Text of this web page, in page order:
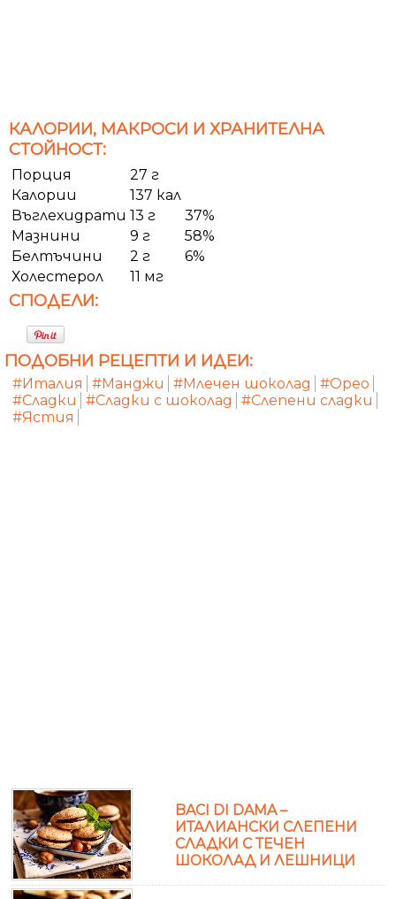
КАЛОРИИ, МАКРОСИ И ХРАНИТЕЛНА
СТОЙНОСТ:
Порция
27 г
Калории
137 кал
Въглехидрати 13 г
37%
Мазнини
9 г
58%
Белтъчини
2 г
6%
Холестерол
11 мг
СПОДЕЛИ:
ПОДОБНИ РЕЦЕПТИ И ИДЕИ:
#Италия #Манджи #Млечен шоколад
#Орео
#Сладки
#Сладки с шоколад
#Слепени сладки
#Ястия
BACI DI DAMA –
ИТАЛИАНСКИ СЛЕПЕНИ
СЛАДКИ С ТЕЧЕН
ШОКОЛАД И ЛЕШНИЦИ